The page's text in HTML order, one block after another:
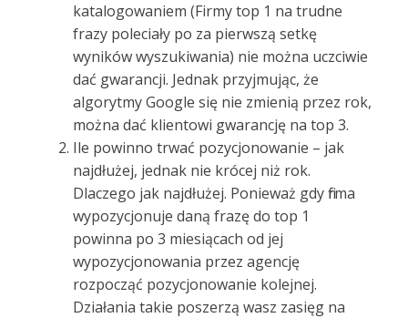
katalogowaniem (Firmy top 1 na trudne
frazy poleciały po za pierwszą setkę
wyników wyszukiwania) nie można uczciwie
dać gwarancji. Jednak przyjmując, że
algorytmy Google się nie zmienią przez rok,
można dać klientowi gwarancję na top 3.
Ile powinno trwać pozycjonowanie – jak
najdłużej, jednak nie krócej niż rok.
Dlaczego jak najdłużej. Ponieważ gdy firma
wypozycjonuje daną frazę do top 1
powinna po 3 miesiącach od jej
wypozycjonowania przez agencję
rozpocząć pozycjonowanie kolejnej.
Działania takie poszerzą wasz zasięg na